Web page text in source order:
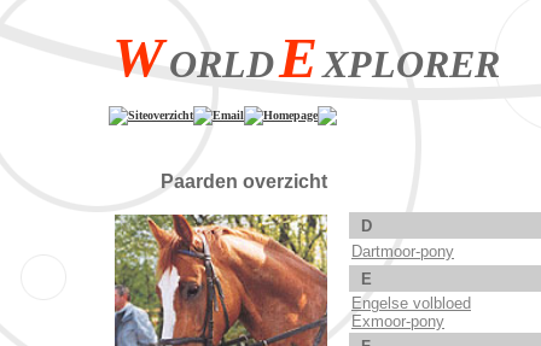
WORLDEXPLORER
Siteoverzicht Email Homepage
Paarden overzicht
D
Dartmoor-pony
E
Engelse volbloed
Exmoor-pony